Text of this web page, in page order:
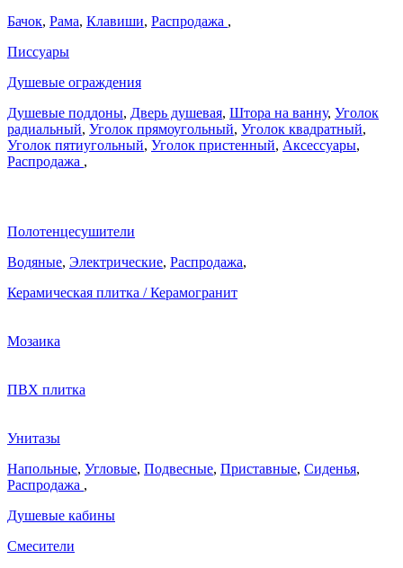
Бачок, Рама, Клавиши, Распродажа ,
Писсуары
Душевые ограждения
Душевые поддоны, Дверь душевая, Штора на ванну, Уголок
радиальный, Уголок прямоугольный, Уголок квадратный,
Уголок пятиугольный, Уголок пристенный, Аксессуары,
Распродажа ,
Полотенцесушители
Водяные, Электрические, Распродажа,
Керамическая плитка / Керамогранит
Мозаика
ПВХ плитка
Унитазы
Напольные, Угловые, Подвесные, Приставные, Сиденья,
Распродажа ,
Душевые кабины
Смесители